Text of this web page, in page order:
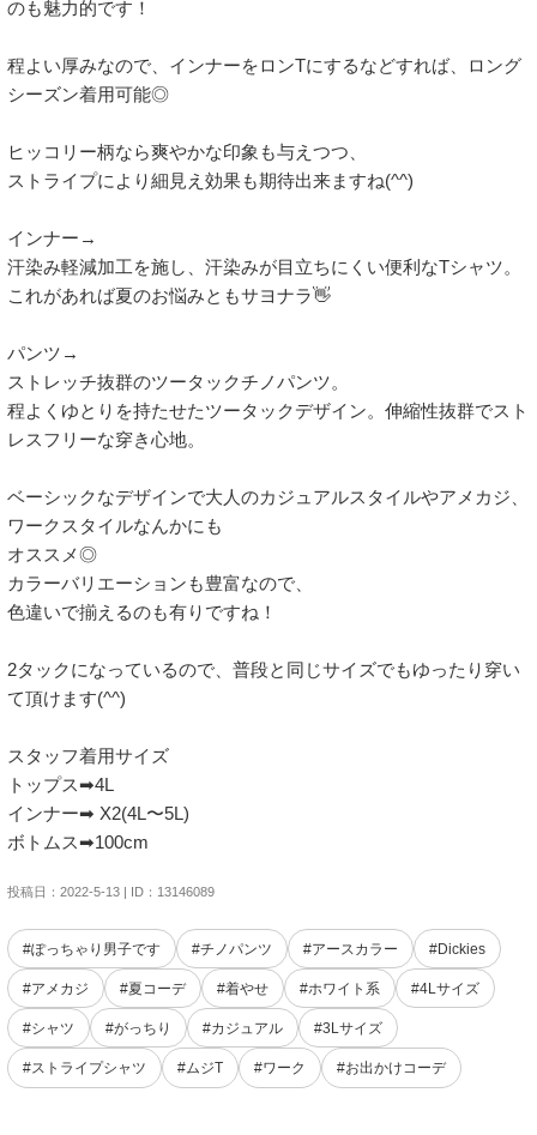
のも魅力的です！
程よい厚みなので、インナーをロンTにするなどすれば、ロング
シーズン着用可能◎
ヒッコリー柄なら爽やかな印象も与えつつ、
ストライプにより細見え効果も期待出来ますね(^^)
インナー→
汗染み軽減加工を施し、汗染みが目立ちにくい便利なTシャツ。
これがあれば夏のお悩みともサヨナラ👋
パンツ→
ストレッチ抜群のツータックチノパンツ。
程よくゆとりを持たせたツータックデザイン。伸縮性抜群でスト
レスフリーな穿き心地。
ベーシックなデザインで大人のカジュアルスタイルやアメカジ、
ワークスタイルなんかにも
オススメ◎
カラーバリエーションも豊富なので、
色違いで揃えるのも有りですね！
2タックになっているので、普段と同じサイズでもゆったり穿い
て頂けます(^^)
スタッフ着用サイズ
トップス➡︎4L
インナー➡︎ X2(4L〜5L)
ボトムス➡︎100cm
投稿日：2022-5-13 | ID：13146089
#ぽっちゃり男子です #チノパンツ #アースカラー #Dickies
#アメカジ #夏コーデ #着やせ #ホワイト系 #4Lサイズ
#シャツ #がっちり #カジュアル #3Lサイズ
#ストライプシャツ #ムジT #ワーク #お出かけコーデ